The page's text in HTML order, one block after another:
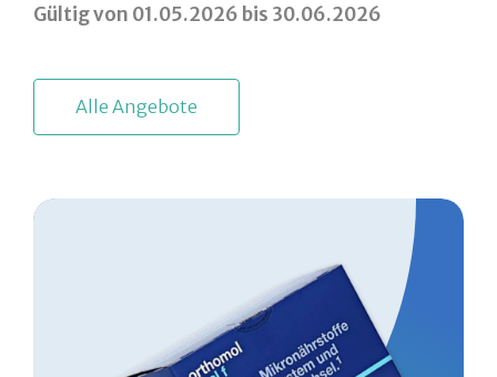
Gültig von 01.05.2026 bis 30.06.2026
A le Angebote